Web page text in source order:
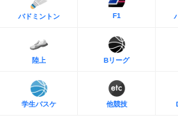
バドミントン F1
陸上 Bリーグ
学生バスケ 他競技